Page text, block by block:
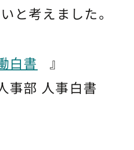
と考えました。
白書
』
事部 人事白書